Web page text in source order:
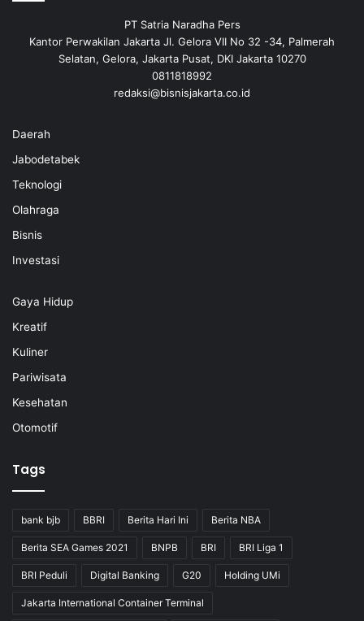
PT Satria Naradha Pers
Kantor Perwakilan Jakarta Jl. Gelora VII No 32 -34, Palmerah
Selatan, Gelora, Jakarta Pusat, DKI Jakarta 10270
0811818992
redaksi@bisnisjakarta.co.id
Daerah
Jabodetabek
Teknologi
Olahraga
Bisnis
Investasi
Gaya Hidup
Kreatif
Kuliner
Pariwisata
Kesehatan
Otomotif
Tags
bank bjb BBRI Berita Hari Ini Berita NBA
Berita SEA Games 2021 BNPB BRI BRI Liga 1
BRI Peduli Digital Banking G20 Holding UMi
Jakarta International Container Terminal